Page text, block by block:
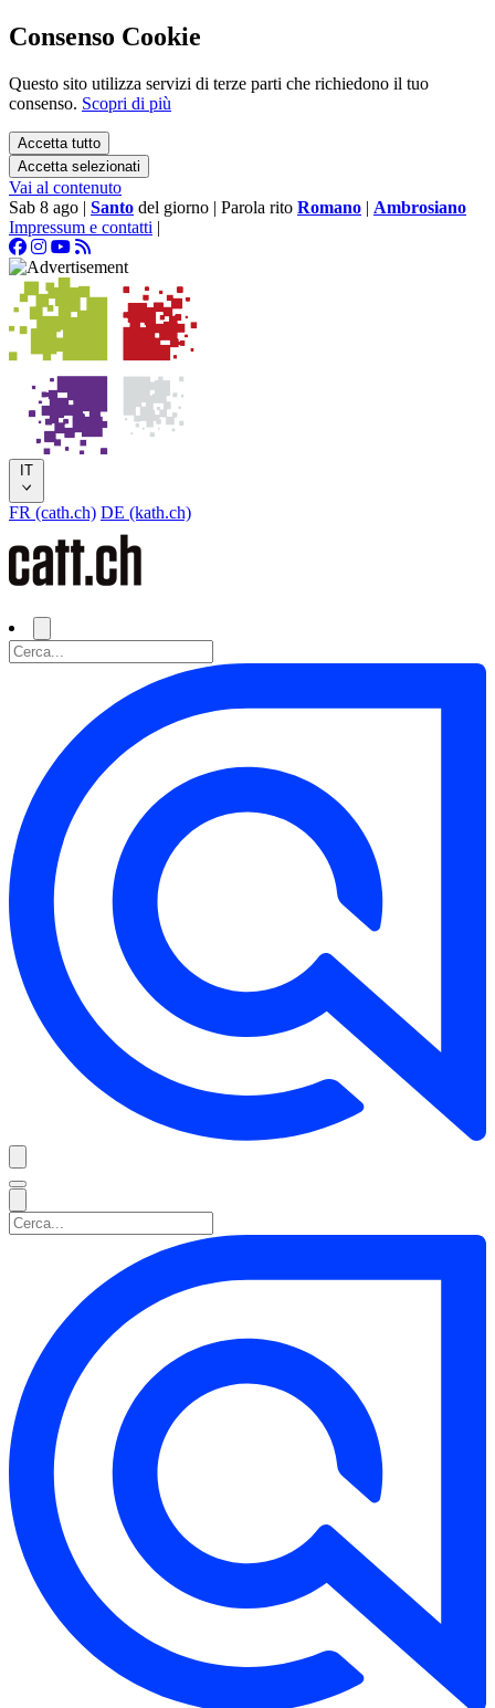
Consenso Cookie
Questo sito utilizza servizi di terze parti che richiedono il tuo
consenso. Scopri di più
Accetta tutto
Accetta selezionati
Vai al contenuto
Sab 8 ago | Santo del giorno | Parola rito Romano | Ambrosiano
Impressum e contatti |
IT
FR (cath.ch) DE (kath.ch)